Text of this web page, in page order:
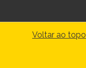
Voltar ao topo